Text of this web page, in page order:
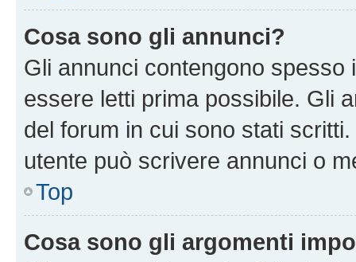
Cosa sono gli annunci?
Gli annunci contengono
essere letti prima possibile. Gli
del forum in cui sono stati
utente può scrivere annunci o
Top
Cosa sono gli argomenti